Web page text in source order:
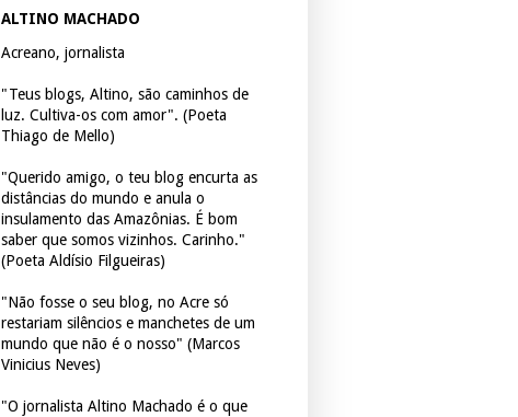
ALTINO MACHADO
Acreano, jornalista
"Teus blogs, Altino, são caminhos de
luz. Cultiva-os com amor". (Poeta
Thiago de Mello)
"Querido amigo, o teu blog encurta as
distâncias do mundo e anula o
insulamento das Amazônias. É bom
saber que somos vizinhos. Carinho."
(Poeta Aldísio Filgueiras)
"Não fosse o seu blog, no Acre só
restariam silêncios e manchetes de um
mundo que não é o nosso" (Marcos
Vinicius Neves)
"O jornalista Altino Machado é o que